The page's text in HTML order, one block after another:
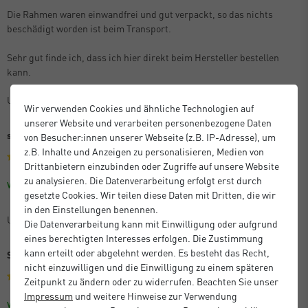
Die Rahmen waren einwandfrei und gut verpackt, so das nichts
beschädigt worden ist beim Transport.
Sehr gut finde ich, dass ich hier direkt beim Hersteller bestellen
kann.
Unbekannt
sehr gute Qualität, zuverlässige Lieferung!
Verifizierter Kauf Größe: 60 x 80 cm Farbe: Eiche
Unbekannt
Sehr gutes Preis-Leistungs-Verhältnis
Verifizierter Kauf Größe: 59,4 x 84,1 cm (A1)
Farbe: Schwarz
Wir verwenden Cookies und ähnliche Technologien auf
unserer Website und verarbeiten personenbezogene Daten
von Besucher:innen unserer Webseite (z.B. IP-Adresse), um
z.B. Inhalte und Anzeigen zu personalisieren, Medien von
Drittanbietern einzubinden oder Zugriffe auf unsere Website
zu analysieren. Die Datenverarbeitung erfolgt erst durch
gesetzte Cookies. Wir teilen diese Daten mit Dritten, die wir
in den Einstellungen benennen.
Die Datenverarbeitung kann mit Einwilligung oder aufgrund
eines berechtigten Interesses erfolgen. Die Zustimmung
kann erteilt oder abgelehnt werden. Es besteht das Recht,
nicht einzuwilligen und die Einwilligung zu einem späteren
Zeitpunkt zu ändern oder zu widerrufen. Beachten Sie unser
Impressum und weitere Hinweise zur Verwendung